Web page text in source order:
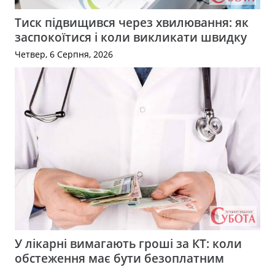
Тиск підвищився через хвилювання: як
заспокоїтися і коли викликати швидку
Четвер, 6 Серпня, 2026
У лікарні вимагають гроші за КТ: коли
обстеження має бути безоплатним